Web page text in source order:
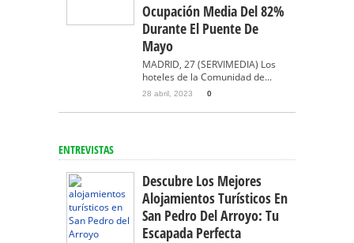
Ocupación Media Del 82%
Durante El Puente De
Mayo
MADRID, 27 (SERVIMEDIA) Los
hoteles de la Comunidad de...
28 abril, 2023 0
ENTREVISTAS
Descubre Los Mejores
Alojamientos Turísticos En
San Pedro Del Arroyo: Tu
Escapada Perfecta